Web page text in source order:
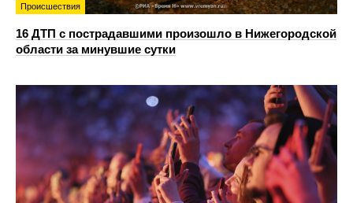
Происшествия
16 ДТП с пострадавшими произошло в Нижегородской
области за минувшие сутки